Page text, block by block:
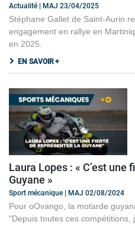
Actualité | MAJ 23/04/2025
Stéphane Gallet de Saint-Aurin
engagement en rallye en
en 2025.
EN SAVOIR +
Laura Lopes : « C’est une
Guyane »
Sport mécanique | MAJ 02/08/2024
Pour oOvango, la motarde
"Depuis toutes ces